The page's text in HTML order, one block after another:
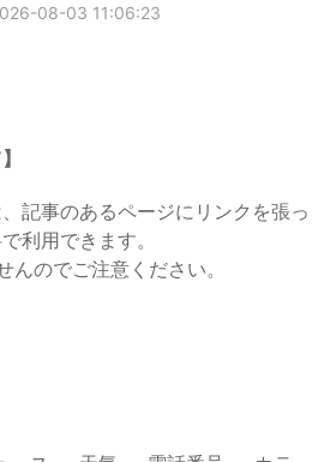
08-03 11:06:23
記事のあるページにリンクを張っ
利用できます。
のでご注意ください。